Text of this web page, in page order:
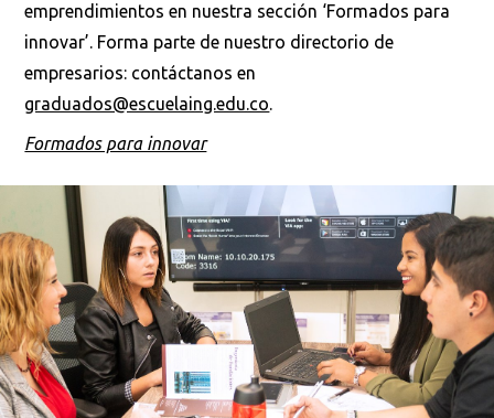
emprendimientos en nuestra sección ‘Formados para
innovar’. Forma parte de nuestro directorio de
empresarios: contáctanos en
graduados@escuelaing.edu.co.
Formados para innovar